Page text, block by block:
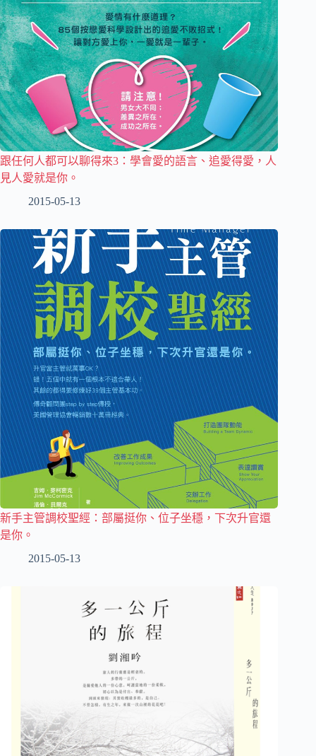
跟任何人都可以聊得來3：學會愛的語言、追愛得愛，人
見人愛就是你。
2015-05-13
新手主管調校聖經：部屬挺你、位子坐穩，下次升官還
是你。
2015-05-13